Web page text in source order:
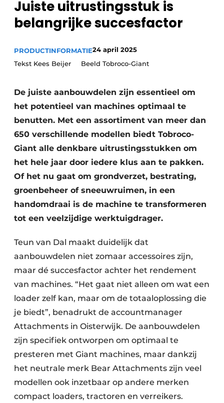
Privacy / Cookie statement
Vacature aanmelden
Video’s
Juiste uitrustingsstuk is
belangrijke succesfactor
PRODUCTINFORMATIE24 april 2025
Tekst Kees Beijer Beeld Tobroco-Giant
De juiste aanbouwdelen zijn essentieel om
het potentieel van machines optimaal te
benutten. Met een assortiment van meer dan
650 verschillende modellen biedt Tobroco-
Giant alle denkbare uitrustingsstukken om
het hele jaar door iedere klus aan te pakken.
Of het nu gaat om grondverzet, bestrating,
groenbeheer of sneeuwruimen, in een
handomdraai is de machine te transformeren
tot een veelzijdige werktuigdrager.
Teun van Dal maakt duidelijk dat
aanbouwdelen niet zomaar accessoires zijn,
maar dé succesfactor achter het rendement
van machines. “Het gaat niet alleen om wat een
loader zelf kan, maar om de totaaloplossing die
je biedt”, benadrukt de accountmanager
Attachments in Oisterwijk. De aanbouwdelen
zijn specifiek ontworpen om optimaal te
presteren met Giant machines, maar dankzij
het neutrale merk Bear Attachments zijn veel
modellen ook inzetbaar op andere merken
compact loaders, tractoren en verreikers.